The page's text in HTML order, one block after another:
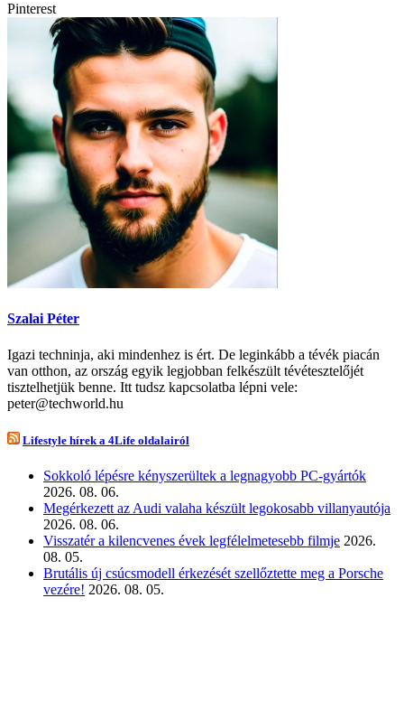
Pinterest
Szalai Péter
Igazi techninja, aki mindenhez is ért. De leginkább a tévék piacán
van otthon, az ország egyik legjobban felkészült tévétesztelőjét
tisztelhetjük benne. Itt tudsz kapcsolatba lépni vele:
peter@techworld.hu
Lifestyle hírek a 4Life oldalairól
Sokkoló lépésre kényszerültek a legnagyobb PC-gyártók
2026. 08. 06.
Megérkezett az Audi valaha készült legokosabb villanyautója
2026. 08. 06.
Visszatér a kilencvenes évek legfélelmetesebb filmje 2026.
08. 05.
Brutális új csúcsmodell érkezését szellőztette meg a Porsche
vezére! 2026. 08. 05.